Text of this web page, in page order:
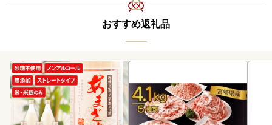
おすすめ返礼品